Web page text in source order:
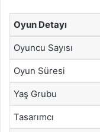
Oyun Detayı
Oyuncu Sayısı
Oyun Süresi
Yaş Grubu
Tasarımcı